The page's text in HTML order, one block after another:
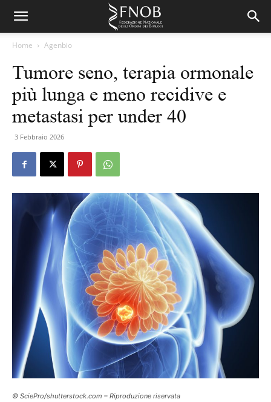
Home Agenbio
Tumore seno, terapia ormonale
più lunga e meno recidive e
metastasi per under 40
3 Febbraio 2026
© SciePro/shutterstock.com – Riproduzione riservata